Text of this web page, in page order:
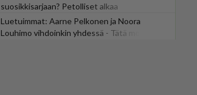
suosikkisarjaan? Petolliset alkaa
jättiyllätyksellä
Luetuimmat: Aarne Pelkonen ja Noora
Louhimo vihdoinkin yhdessä - Tätä moni jo